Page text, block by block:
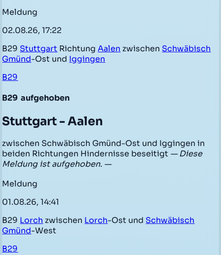
Meldung
02.08.26, 17:22
B29 Stuttgart RichtungAalen zwischen Schwäbisch
Gmünd-Ost und Iggingen
B29
B29 aufgehoben
Stuttgart - Aalen
zwischen Schwäbisch Gmünd-Ost und Iggingen in
beiden Richtungen Hindernisse beseitigt — Diese
Meldung ist aufgehoben. —
Meldung
01.08.26, 14:41
B29 Lorch zwischen Lorch-Ost und Schwäbisch
Gmünd-West
B29